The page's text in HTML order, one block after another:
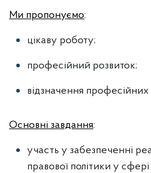
Ми пропонуємо:
цікаву роботу;
професійний розвиток;
відзначення професійних
Основні завдання:
участь у забезпеченні
правової політики у